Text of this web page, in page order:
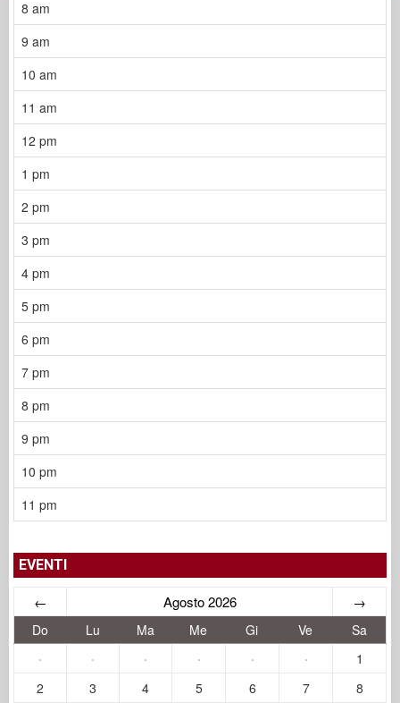
8 am
9 am
10 am
11 am
12 pm
1 pm
2 pm
3 pm
4 pm
5 pm
6 pm
7 pm
8 pm
9 pm
10 pm
11 pm
EVENTI
← Agosto 2026 →
Do Lu Ma Me Gi Ve
Sa
·
· · · · ·
1
2
3 4 5 6 7 8